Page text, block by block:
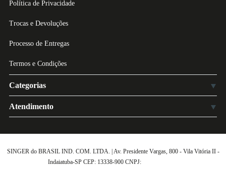
Política de Privacidade
Trocas e Devoluções
Processo de Entregas
Termos e Condições
Categorias
Atendimento
SINGER do BRASIL IND. COM. LTDA. | Av. Presidente Vargas, 800 - Vila Vitória II -
Indaiatuba-SP CEP: 13338-900 CNPJ: